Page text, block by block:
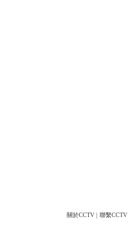
關於CCTV 聯繫CCTV